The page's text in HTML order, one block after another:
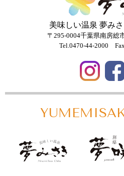
美味しい温泉 夢み
〒295-0004千葉県南房総
Tel.0470-44-2000